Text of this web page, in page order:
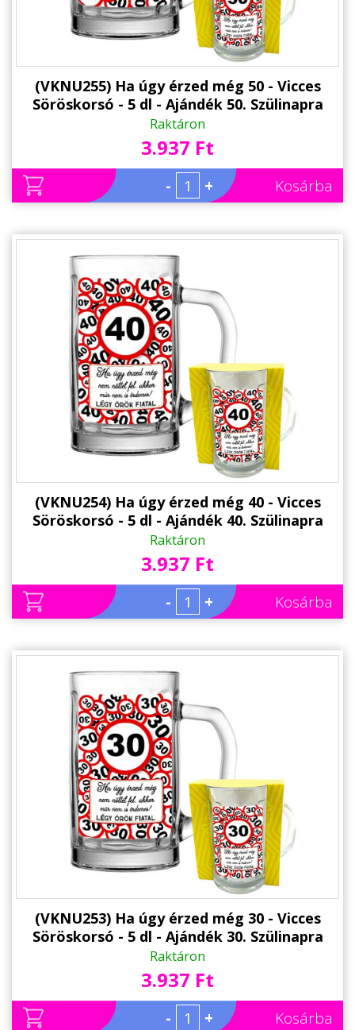
(VKNU255) Ha úgy érzed még 50 - Vicces
Söröskorsó - 5 dl - Ajándék 50. Szülinapra
Raktáron
3.937 Ft
- + Kosárba
(VKNU254) Ha úgy érzed még 40 - Vicces
Söröskorsó - 5 dl - Ajándék 40. Szülinapra
Raktáron
3.937 Ft
- + Kosárba
(VKNU253) Ha úgy érzed még 30 - Vicces
Söröskorsó - 5 dl - Ajándék 30. Szülinapra
Raktáron
3.937 Ft
- + Kosárba